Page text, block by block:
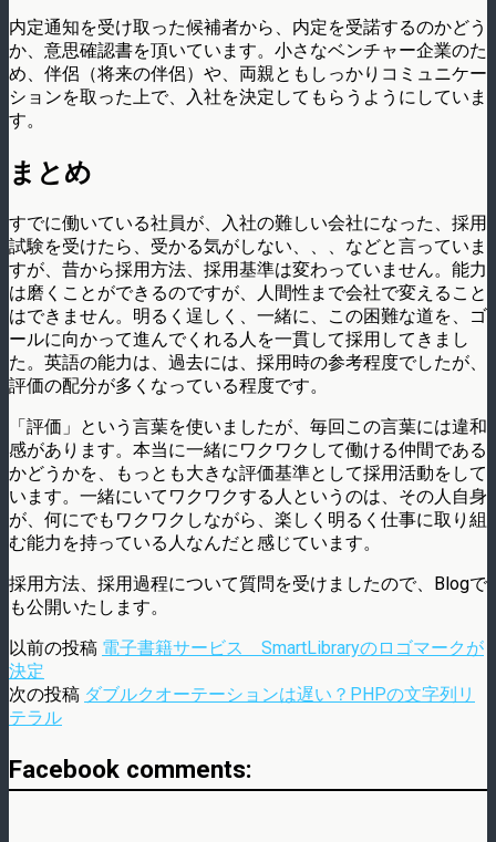
内定通知を受け取った候補者から、内定を受諾するのかどう
か、意思確認書を頂いています。小さなベンチャー企業のた
め、伴侶（将来の伴侶）や、両親ともしっかりコミュニケー
ションを取った上で、入社を決定してもらうようにしていま
す。
まとめ
すでに働いている社員が、入社の難しい会社になった、採用
試験を受けたら、受かる気がしない、、、などと言っていま
すが、昔から採用方法、採用基準は変わっていません。能力
は磨くことができるのですが、人間性まで会社で変えること
はできません。明るく逞しく、一緒に、この困難な道を、ゴ
ールに向かって進んでくれる人を一貫して採用してきまし
た。英語の能力は、過去には、採用時の参考程度でしたが、
評価の配分が多くなっている程度です。
「評価」という言葉を使いましたが、毎回この言葉には違和
感があります。本当に一緒にワクワクして働ける仲間である
かどうかを、もっとも大きな評価基準として採用活動をして
います。一緒にいてワクワクする人というのは、その人自身
が、何にでもワクワクしながら、楽しく明るく仕事に取り組
む能力を持っている人なんだと感じています。
採用方法、採用過程について質問を受けましたので、Blogで
も公開いたします。
以前の投稿 電子書籍サービス SmartLibraryのロゴマークが
決定
次の投稿 ダブルクオーテーションは遅い？PHPの文字列リ
テラル
Facebook comments: